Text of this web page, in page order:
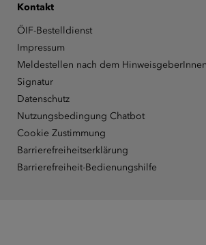
Kontakt
ÖIF-Bestelldienst
Impressum
Meldestellen nach dem
Signatur
Datenschutz
Nutzungsbedingung Chatbot
Cookie Zustimmung
Barrierefreiheitserklärung
Barrierefreiheit-Bedienungshilfe